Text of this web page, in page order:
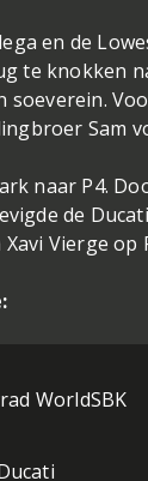
en de
te knokken
Sam
naar P4.
de
Vierge op
WorldSBK